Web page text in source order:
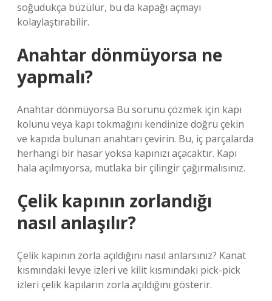
soğudukça büzülür, bu da kapağı açmayı
kolaylaştırabilir.
Anahtar dönmüyorsa ne
yapmalı?
Anahtar dönmüyorsa Bu sorunu çözmek için kapı
kolunu veya kapı tokmağını kendinize doğru çekin
ve kapıda bulunan anahtarı çevirin. Bu, iç parçalarda
herhangi bir hasar yoksa kapınızı açacaktır. Kapı
hala açılmıyorsa, mutlaka bir çilingir çağırmalısınız.
Çelik kapının zorlandığı
nasıl anlaşılır?
Çelik kapının zorla açıldığını nasıl anlarsınız? Kanat
kısmındaki levye izleri ve kilit kısmındaki pick-pick
izleri çelik kapıların zorla açıldığını gösterir.